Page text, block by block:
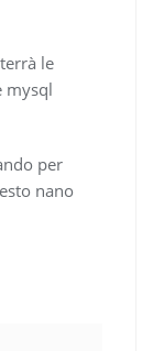
le
mysql
per
nano